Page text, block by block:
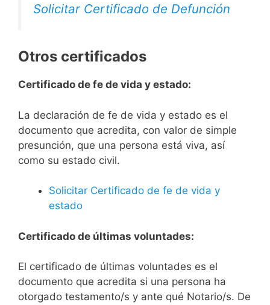
Solicitar Certificado de Defunción
Otros certificados
Certificado de fe de vida y estado:
La declaración de fe de vida y estado es el
documento que acredita, con valor de simple
presunción, que una persona está viva, así
como su estado civil.
Solicitar Certificado de fe de vida y
estado
Certificado de últimas voluntades:
El certificado de últimas voluntades es el
documento que acredita si una persona ha
otorgado testamento/s y ante qué Notario/s. De